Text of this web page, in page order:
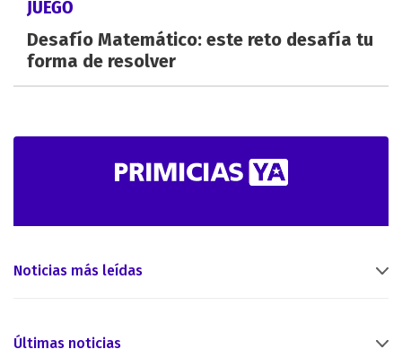
JUEGO
Desafío Matemático: este reto desafía tu
forma de resolver
Noticias más leídas
Últimas noticias